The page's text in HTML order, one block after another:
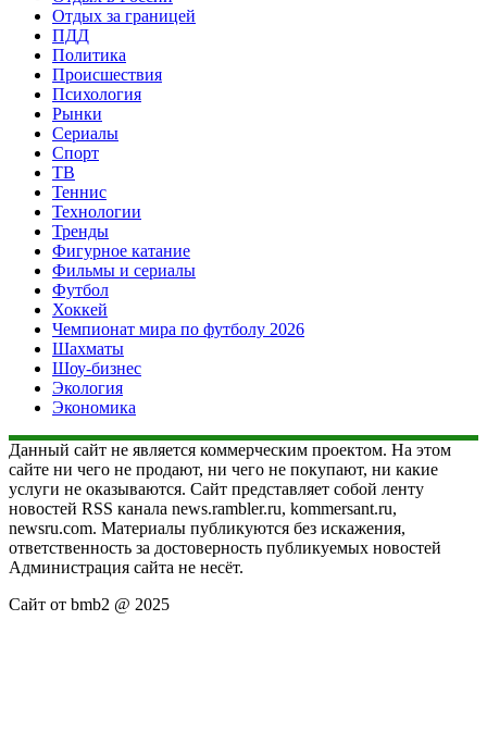
Отдых за границей
ПДД
Политика
Происшествия
Психология
Рынки
Сериалы
Спорт
ТВ
Теннис
Технологии
Тренды
Фигурное катание
Фильмы и сериалы
Футбол
Хоккей
Чемпионат мира по футболу 2026
Шахматы
Шоу-бизнес
Экология
Экономика
Данный сайт не является коммерческим проектом. На этом
сайте ни чего не продают, ни чего не покупают, ни какие
услуги не оказываются. Сайт представляет собой ленту
новостей RSS канала news.rambler.ru, kommersant.ru,
newsru.com. Материалы публикуются без искажения,
ответственность за достоверность публикуемых новостей
Администрация сайта не несёт.
Сайт от bmb2 @ 2025